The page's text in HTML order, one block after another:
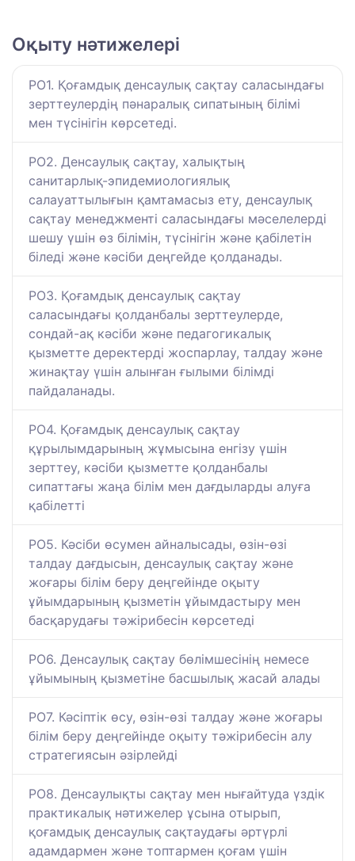
Оқыту нәтижелері
РО1. Қоғамдық денсаулық сақтау саласындағы
зерттеулердің пәнаралық сипатының білімі
мен түсінігін көрсетеді.
РО2. Денсаулық сақтау, халықтың
санитарлық-эпидемиологиялық
салауаттылығын қамтамасыз ету, денсаулық
сақтау менеджменті саласындағы мәселелерді
шешу үшін өз білімін, түсінігін және қабілетін
біледі және кәсіби деңгейде қолданады.
РО3. Қоғамдық денсаулық сақтау
саласындағы қолданбалы зерттеулерде,
сондай-ақ кәсіби және педагогикалық
қызметте деректерді жоспарлау, талдау және
жинақтау үшін алынған ғылыми білімді
пайдаланады.
РО4. Қоғамдық денсаулық сақтау
құрылымдарының жұмысына енгізу үшін
зерттеу, кәсіби қызметте қолданбалы
сипаттағы жаңа білім мен дағдыларды алуға
қабілетті
РО5. Кәсіби өсумен айналысады, өзін-өзі
талдау дағдысын, денсаулық сақтау және
жоғары білім беру деңгейінде оқыту
ұйымдарының қызметін ұйымдастыру мен
басқарудағы тәжірибесін көрсетеді
РО6. Денсаулық сақтау бөлімшесінің немесе
ұйымының қызметіне басшылық жасай алады
РО7. Кәсіптік өсу, өзін-өзі талдау және жоғары
білім беру деңгейінде оқыту тәжірибесін алу
стратегиясын әзірлейді
РО8. Денсаулықты сақтау мен нығайтуда үздік
практикалық нәтижелер ұсына отырып,
қоғамдық денсаулық сақтаудағы әртүрлі
адамдармен және топтармен қоғам үшін